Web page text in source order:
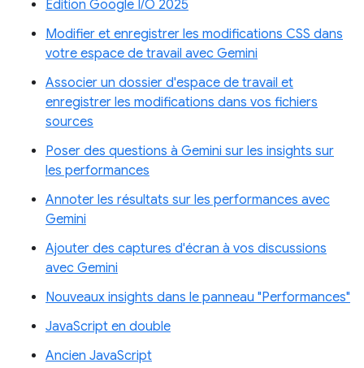
Édition Google I/O 2025
Modifier et enregistrer les modifications CSS dans
votre espace de travail avec Gemini
Associer un dossier d'espace de travail et
enregistrer les modifications dans vos fichiers
sources
Poser des questions à Gemini sur les insights sur
les performances
Annoter les résultats sur les performances avec
Gemini
Ajouter des captures d'écran à vos discussions
avec Gemini
Nouveaux insights dans le panneau "Performances"
JavaScript en double
Ancien JavaScript